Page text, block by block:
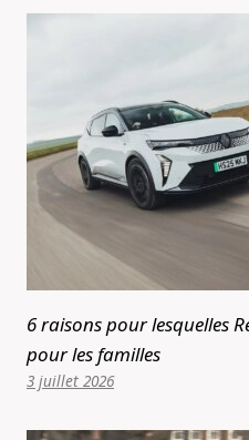
6 raisons pour lesquelles
pour les familles
3 juillet 2026